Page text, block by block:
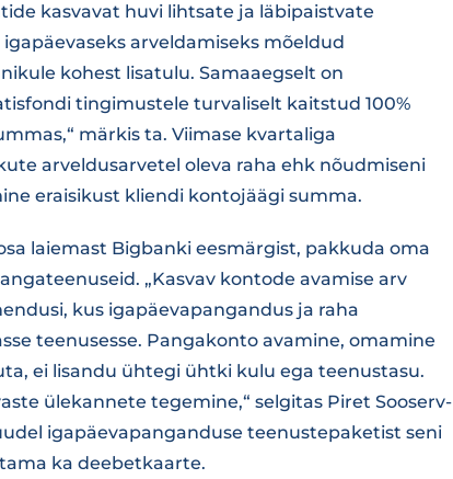
kasvavat huvi lihtsate ja läbipaistvate
arveldamiseks mõeldud
kohest lisatulu. Samaaegselt on
tingimustele turvaliselt kaitstud 100%
märkis ta. Viimase kvartaliga
arveldusarvetel oleva raha ehk nõudmiseni
eraisikust kliendi kontojäägi summa.
laiemast Bigbanki eesmärgist, pakkuda oma
„Kasvav kontode avamise arv
kus igapäevapangandus ja raha
teenusesse. Pangakonto avamine, omamine
ei lisandu ühtegi ühtki kulu ega teenustasu.
ülekannete tegemine,“ selgitas Piret Sooserv-
igapäevapanganduse teenustepaketist seni
ka deebetkaarte.